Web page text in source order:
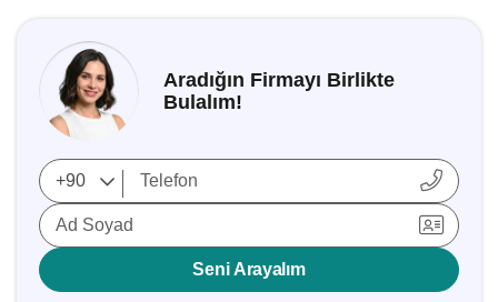
Aradığın Firmayı Birlikte
Bulalım!
Ad Soyad
Seni Arayalım